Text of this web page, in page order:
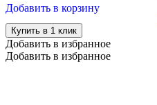
Добавить в корзину
Купить в 1 клик
Добавить в избранное
Добавить в избранное